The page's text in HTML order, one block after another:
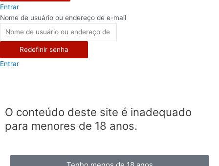
Entrar
Nome de usuário ou endereço de e-mail
Redefinir senha
Entrar
O conteúdo deste site é inadequado
para menores de 18 anos.